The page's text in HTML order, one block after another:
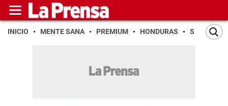
INICIO MENTE SANA PREMIUM HONDURAS SAN PEDRO